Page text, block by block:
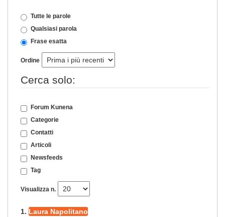
Tutte le parole
Qualsiasi parola
Frase esatta
Ordine
Cerca solo:
Forum Kunena
Categorie
Contatti
Articoli
Newsfeeds
Tag
Visualizza n.
1. Laura Napolitano